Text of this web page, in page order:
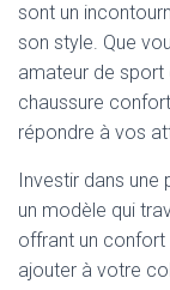
sont un
son style. Que
amateur de sport
chaussure
répondre à vos
Investir dans une
un modèle qui
offrant un confort
ajouter à votre